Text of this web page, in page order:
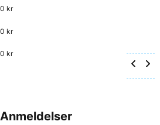
0 kr
0 kr
0 kr
Anmeldelser